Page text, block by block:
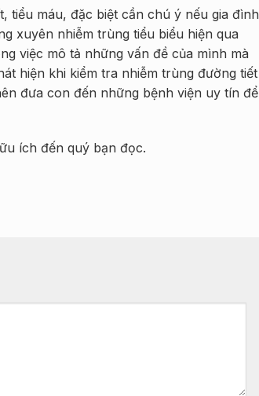
tiểu máu, đặc biệt cần chú ý nếu gia đình
xuyên nhiễm trùng tiểu biểu hiện qua
việc mô tả những vấn đề của mình mà
hiện khi kiểm tra nhiễm trùng đường tiết
đưa con đến những bệnh viện uy tín để
ích đến quý bạn đọc.